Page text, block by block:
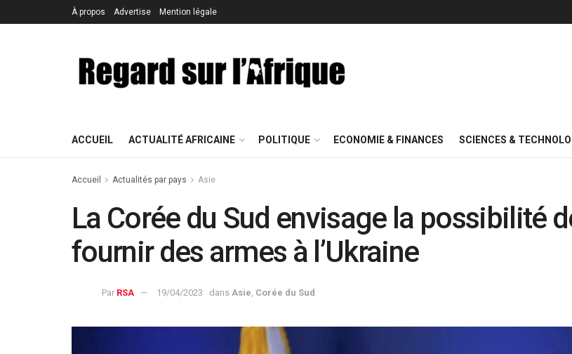
À propos Advertise Mention légale
ACCUEIL ACTUALITÉ AFRICAINE POLITIQUE ECONOMIE & FINANCES SCIENCES &
Accueil Actualités par pays Asie
La Corée du Sud envisage la possibilité
fournir des armes à l’Ukraine
Par RSA 19/04/2023 dans Asie Corée du Sud